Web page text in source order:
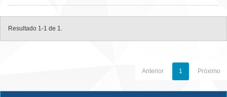
Resultado 1-1 de 1.
Anterior 1 Próximo